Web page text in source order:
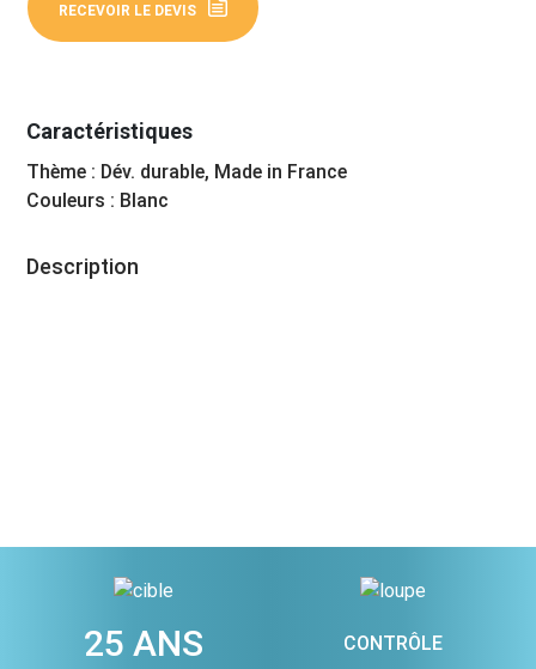
RECEVOIR LE DEVIS
Caractéristiques
Thème : Dév. durable, Made in France
Couleurs : Blanc
Description
25 ANS CONTRÔLE